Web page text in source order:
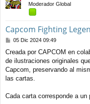
Moderador Global
Capcom Fighting
M
n
s
a
j
05 Dic 2024 09:49
Creada por CAPCOM en
de ilustraciones originales
Capcom, preservando al
las cartas.
Cada carta corresponde a un